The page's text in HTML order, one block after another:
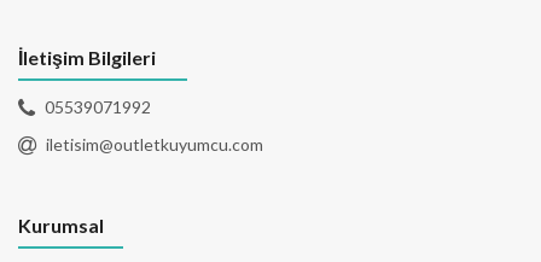
İletişim Bilgileri
05539071992
iletisim@outletkuyumcu.com
Kurumsal